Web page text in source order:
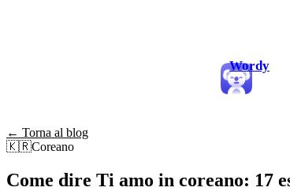
Wordy
← Torna al blog
🇰🇷Coreano
Come dire Ti amo in coreano: 17